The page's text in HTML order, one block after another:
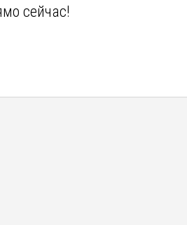
сейчас!